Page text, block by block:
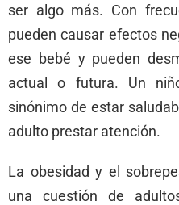
ser algo más. Con
pueden causar efectos
ese bebé y pueden
actual o futura. Un
sinónimo de estar
adulto prestar atención.
La obesidad y el
una cuestión de